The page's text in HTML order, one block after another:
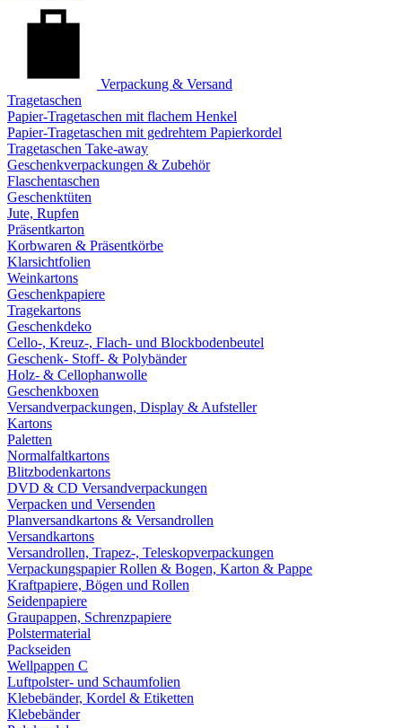
Verpackung & Versand
Tragetaschen
Papier-Tragetaschen mit flachem Henkel
Papier-Tragetaschen mit gedrehtem Papierkordel
Tragetaschen Take-away
Geschenkverpackungen & Zubehör
Flaschentaschen
Geschenktüten
Jute, Rupfen
Präsentkarton
Korbwaren & Präsentkörbe
Klarsichtfolien
Weinkartons
Geschenkpapiere
Tragekartons
Geschenkdeko
Cello-, Kreuz-, Flach- und Blockbodenbeutel
Geschenk- Stoff- & Polybänder
Holz- & Cellophanwolle
Geschenkboxen
Versandverpackungen, Display & Aufsteller
Kartons
Paletten
Normalfaltkartons
Blitzbodenkartons
DVD & CD Versandverpackungen
Verpacken und Versenden
Planversandkartons & Versandrollen
Versandkartons
Versandrollen, Trapez-, Teleskopverpackungen
Verpackungspapier Rollen & Bogen, Karton & Pappe
Kraftpapiere, Bögen und Rollen
Seidenpapiere
Graupappen, Schrenzpapiere
Polstermaterial
Packseiden
Wellpappen C
Luftpolster- und Schaumfolien
Klebebänder, Kordel & Etiketten
Klebebänder